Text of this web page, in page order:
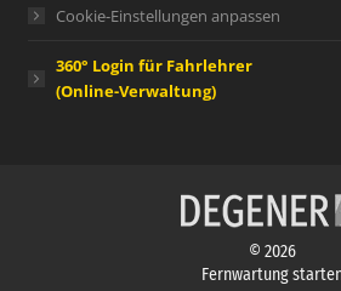
Cookie-Einstellungen anpassen
360° Login für Fahrlehrer
(Online-Verwaltung)
© 2026
Fernwartung
person IHR
campaign